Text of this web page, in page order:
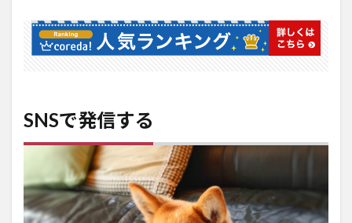
SNSで発信する